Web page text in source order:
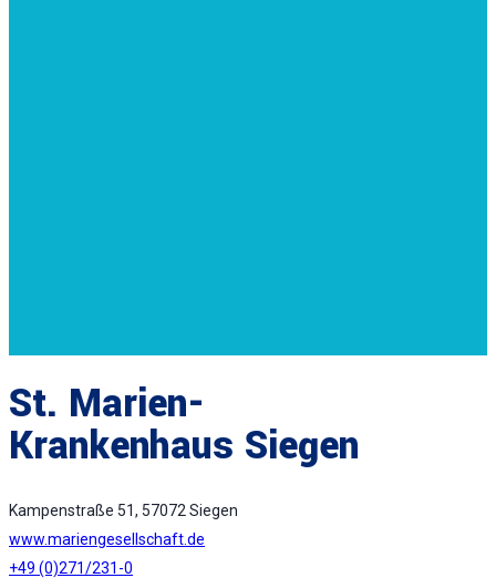
St. Marien-
Krankenhaus Siegen
Kampenstraße 51, 57072 Siegen
www.mariengesellschaft.de
+49 (0)271/231-0